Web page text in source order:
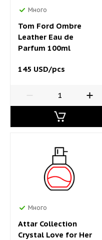
Много
Tom Ford Ombre
Leather Eau de
Parfum 100ml
145 USD/pcs
Много
Attar Collection
Crystal Love for Her